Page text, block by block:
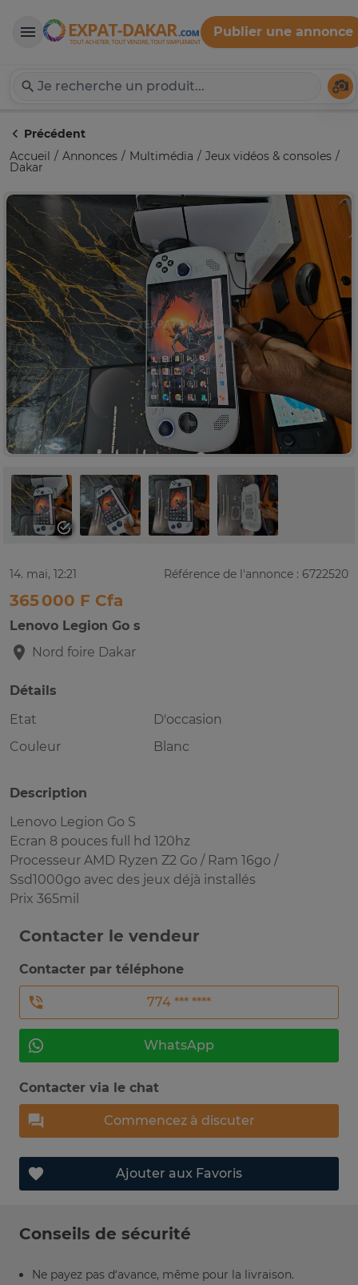
Expat-Dakar
Publier une annonce
Précédent
Accueil
Annonces Multimédia Jeux vidéos & consoles
Dakar
14. mai, 12:21 Référence de l'annonce : 6722520
365 000 F Cfa
Lenovo Legion Go s
Nord foire Dakar
Détails
Etat
D'occasion
Couleur
Blanc
Description
Lenovo Legion Go S
Ecran 8 pouces full hd 120hz
Processeur AMD Ryzen Z2 Go / Ram 16go /
Ssd1000go avec des jeux déjà installés
Prix 365mil
Contacter le vendeur
Contacter par téléphone
774 *** ****
WhatsApp
Contacter via le chat
Commencez à discuter
Ajouter aux Favoris
Conseils de sécurité
Ne payez pas d’avance, même pour la livraison.